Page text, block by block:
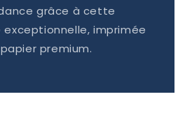
grâce à cette
imprimée
premium.